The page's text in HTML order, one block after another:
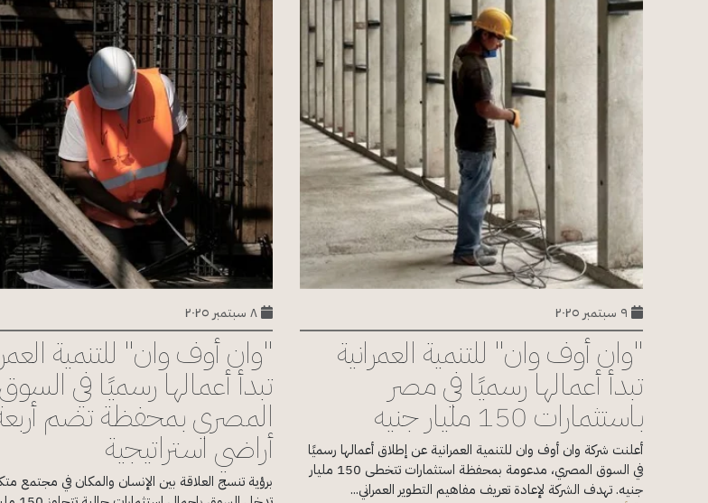
"وان أوف وان" للتنمية العمرانية
تبدأ أعمالها رسميًا في مصر
باستثمارات 150 مليار جنيه
أعلنت شركة وان أوف وان للتنمية العمرانية عن إطلاق أعمالها رسميًا
في السوق المصري، مدعومة بمحفظة استثمارات تتخطى 150 مليار
جنيه. تهدف الشركة لإعادة تعريف مفاهيم التطوير العمراني...
"وان أوف وان" للتنمية
تبدأ أعمالها رسميًا في
المصري بمحفظة تضم
أراضي استراتيجية
برؤية تنسج العلاقة بين الإنسان والمكان في مجتمع